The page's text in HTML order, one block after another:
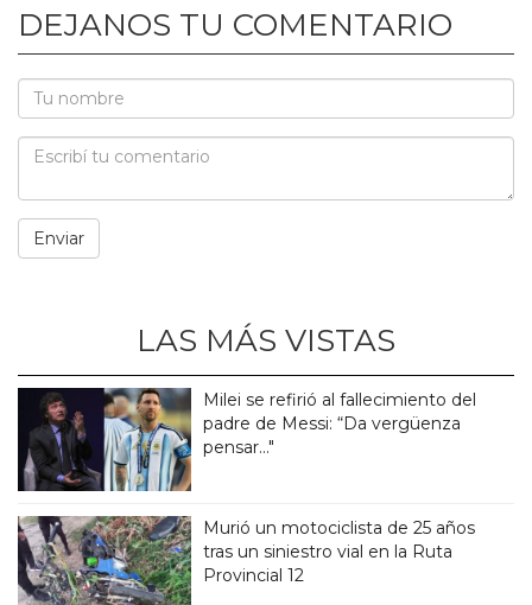
DEJANOS TU COMENTARIO
LAS MÁS VISTAS
Milei se refirió al fallecimiento del
padre de Messi: “Da vergüenza
pensar..."
Murió un motociclista de 25 años
tras un siniestro vial en la Ruta
Provincial 12